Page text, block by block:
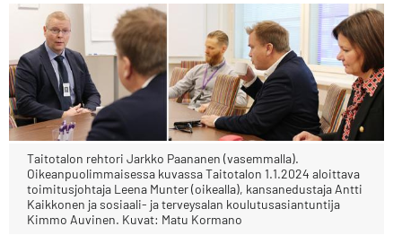
Taitotalon rehtori Jarkko Paananen (vasemmalla).
Oikeanpuolimmaisessa kuvassa Taitotalon 1.1.2024 aloittava
toimitusjohtaja Leena Munter (oikealla), kansanedustaja Antti
Kaikkonen ja sosiaali- ja terveysalan koulutusasiantuntija
Kimmo Auvinen. Kuvat: Matu Kormano